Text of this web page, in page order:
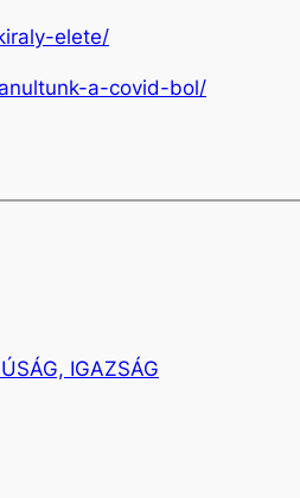
elete/
a-covid-bol/
IGAZSÁG